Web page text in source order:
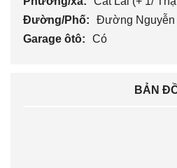
Đường/Phố:
Đường Nguyễn
Garage ôtô:
Có
BẢN